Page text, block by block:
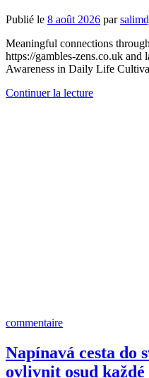
Publié le 8 août 2026 par
Meaningful connections
https://gambles-zens.co.uk
Awareness in Daily Life
Continuer la lecture
commentaire
Napínavá cesta do
ovlivnit osud